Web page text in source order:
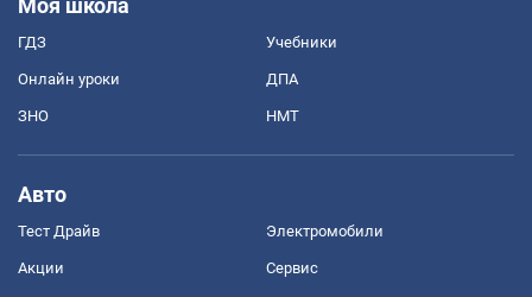
Моя школа
ГДЗ Учебники
Онлайн уроки ДПА
ЗНО НМТ
Авто
Тест Драйв Электромобили
Акции Сервис